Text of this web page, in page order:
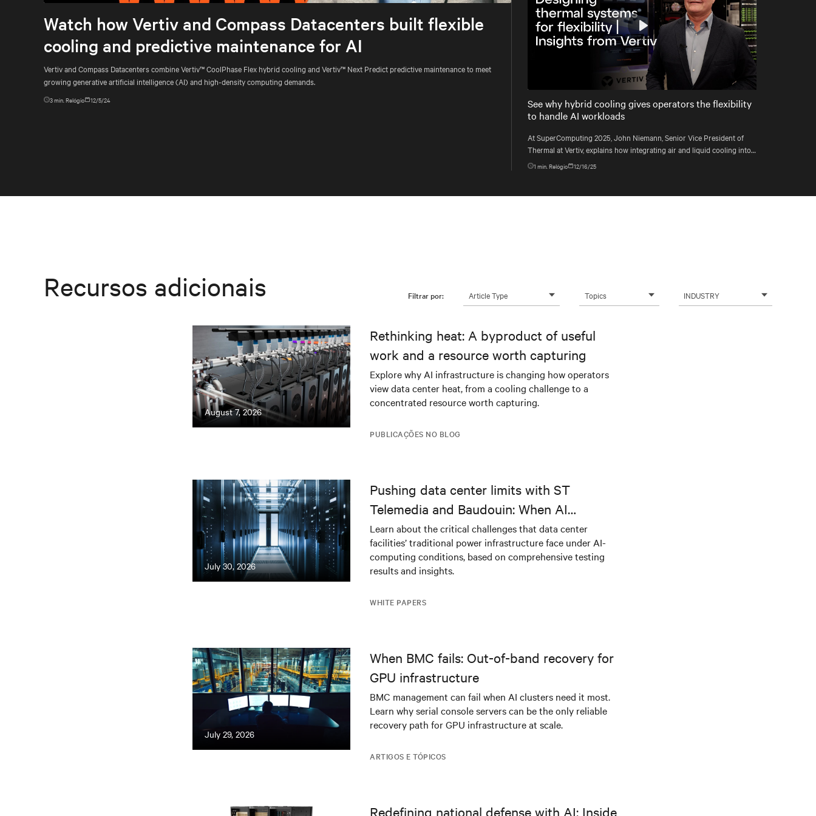
Watch how Vertiv and Compass Datacenters built flexible
cooling and predictive maintenance for AI
Vertiv and Compass Datacenters combine Vertiv™ CoolPhase Flex hybrid cooling and Vertiv™ Next Predict predictive maintenance to meet
growing generative artificial intelligence (AI) and high-density computing demands.
3min. Relógio 12/5/24
Mute Settings
Play
See why hybrid cooling gives operators the flexibility
to handle AI workloads
At SuperComputing 2025, John Niemann, Senior Vice President of
Thermal at Vertiv, explains how integrating air and liquid cooling into a
single system gives operators the flexibility to handle changing
workloads and plan for the unexpected.
1 min. Relógio 12/16/25
Recursos adicionais Filtrar por: Article Type Topics INDUSTRY
August 7, 2026
PUBLICAÇÕES NO BLOG
Rethinking heat: A byproduct of useful
work and a resource worth capturing
Explore why AI infrastructure is changing how operators
view data center heat, from a cooling challenge to a
concentrated resource worth capturing.
July 30, 2026
WHITE PAPERS
Pushing data center limits with ST
Telemedia and Baudouin: When AI
workloads meet outdated critical power
infrastructure
Learn about the critical challenges that data center
facilities’ traditional power infrastructure face under AI-
computing conditions, based on comprehensive testing
results and insights.
July 29, 2026
ARTIGOS E TÓPICOS
When BMC fails: Out-of-band recovery for
GPU infrastructure
BMC management can fail when AI clusters need it most.
Learn why serial console servers can be the only reliable
recovery path for GPU infrastructure at scale.
Redefining national defense with AI: Inside